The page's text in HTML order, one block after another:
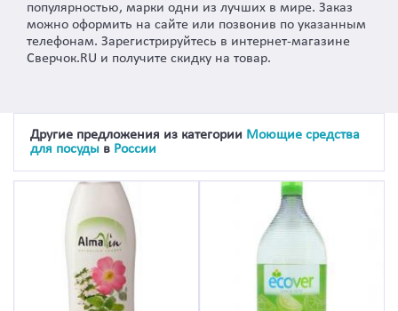
популярностью, марки одни из лучших в мире. Заказ
можно оформить на сайте или позвонив по указанным
телефонам. Зарегистрируйтесь в интернет-магазине
Сверчок.RU и получите скидку на товар.
Другие предложения из категории Моющие средства
для посуды в России